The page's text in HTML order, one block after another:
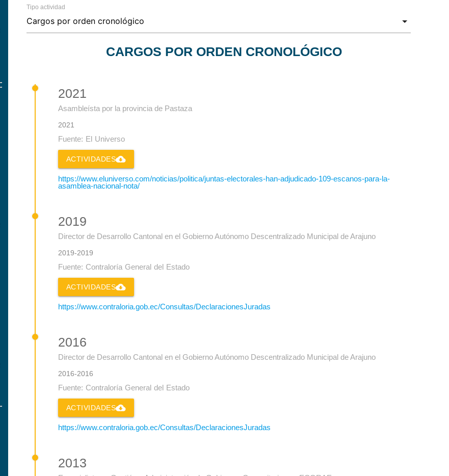
Tipo actividad
CARGOS POR ORDEN CRONOLÓGICO
2021
Asambleísta por la provincia de Pastaza
2021
Fuente: El Universo
cloud_download
ACTIVIDADES
https://www.eluniverso.com/noticias/politica/juntas-electorales-han-adjudicado-109-escanos-para-la-
asamblea-nacional-nota/
2019
Director de Desarrollo Cantonal en el Gobierno Autónomo Descentralizado Municipal de Arajuno
2019-2019
Fuente: Contraloría General del Estado
cloud_download
ACTIVIDADES
https://www.contraloria.gob.ec/Consultas/DeclaracionesJuradas
2016
Director de Desarrollo Cantonal en el Gobierno Autónomo Descentralizado Municipal de Arajuno
2016-2016
Fuente: Contraloría General del Estado
cloud_download
ACTIVIDADES
https://www.contraloria.gob.ec/Consultas/DeclaracionesJuradas
2013